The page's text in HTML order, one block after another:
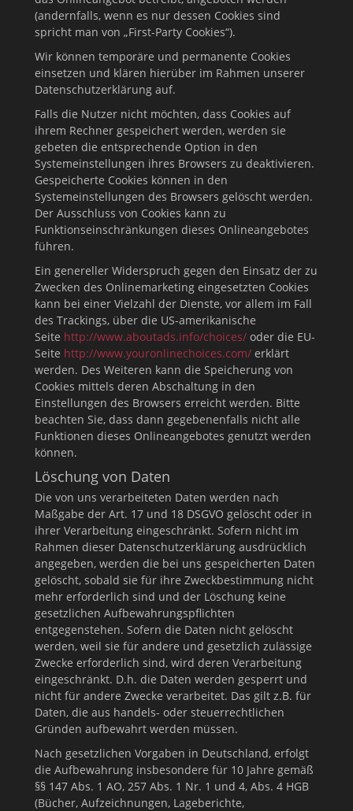
(andernfalls, wenn es nur dessen Cookies sind
spricht man von „First-Party Cookies“).
Wir können temporäre und permanente Cookies
einsetzen und klären hierüber im Rahmen unserer
Datenschutzerklärung auf.
Falls die Nutzer nicht möchten, dass Cookies auf
ihrem Rechner gespeichert werden, werden sie
gebeten die entsprechende Option in den
Systemeinstellungen ihres Browsers zu deaktivieren.
Gespeicherte Cookies können in den
Systemeinstellungen des Browsers gelöscht werden.
Der Ausschluss von Cookies kann zu
Funktionseinschränkungen dieses Onlineangebotes
führen.
Ein genereller Widerspruch gegen den Einsatz der zu
Zwecken des Onlinemarketing eingesetzten Cookies
kann bei einer Vielzahl der Dienste, vor allem im Fall
des Trackings, über die US-amerikanische
Seite http://www.aboutads.info/choices/ oder die EU-
Seite http://www.youronlinechoices.com/ erklärt
werden. Des Weiteren kann die Speicherung von
Cookies mittels deren Abschaltung in den
Einstellungen des Browsers erreicht werden. Bitte
beachten Sie, dass dann gegebenenfalls nicht alle
Funktionen dieses Onlineangebotes genutzt werden
können.
Löschung von Daten
Die von uns verarbeiteten Daten werden nach
Maßgabe der Art. 17 und 18 DSGVO gelöscht oder in
ihrer Verarbeitung eingeschränkt. Sofern nicht im
Rahmen dieser Datenschutzerklärung ausdrücklich
angegeben, werden die bei uns gespeicherten Daten
gelöscht, sobald sie für ihre Zweckbestimmung nicht
mehr erforderlich sind und der Löschung keine
gesetzlichen Aufbewahrungspflichten
entgegenstehen. Sofern die Daten nicht gelöscht
werden, weil sie für andere und gesetzlich zulässige
Zwecke erforderlich sind, wird deren Verarbeitung
eingeschränkt. D.h. die Daten werden gesperrt und
nicht für andere Zwecke verarbeitet. Das gilt z.B. für
Daten, die aus handels- oder steuerrechtlichen
Gründen aufbewahrt werden müssen.
Nach gesetzlichen Vorgaben in Deutschland, erfolgt
die Aufbewahrung insbesondere für 10 Jahre gemäß
§§ 147 Abs. 1 AO, 257 Abs. 1 Nr. 1 und 4, Abs. 4 HGB
(Bücher, Aufzeichnungen, Lageberichte,